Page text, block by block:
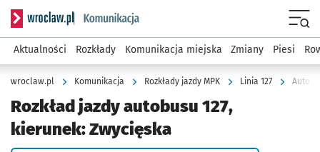
Serwis informacyjny wroclaw.pl podserwis: Komunikacja
Aktualności Rozkłady Komunikacja miejska Zmiany Piesi
wroclaw.pl Komunikacja Rozkłady jazdy MPK Linia 127
Rozkład jazdy autobusu 127,
kierunek: Zwycięska